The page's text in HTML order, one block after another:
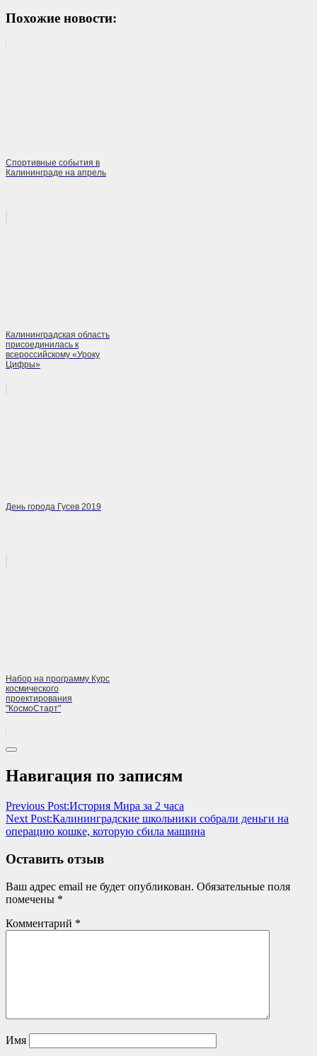
Похожие новости:
Спортивные события в
Калининграде на апрель
Калининградская область
присоединилась к
всероссийскому «Уроку
Цифры»
День города Гусев 2019
Набор на программу Курс
космического
проектирования
"КосмоСтарт"
Навигация по записям
Previous Post:История Мира за 2 часа
Next Post:Калининградские школьники собрали деньги на
операцию кошке, которую сбила машина
Оставить отзыв
Ваш адрес email не будет опубликован. Обязательные поля
помечены *
Комментарий *
Имя